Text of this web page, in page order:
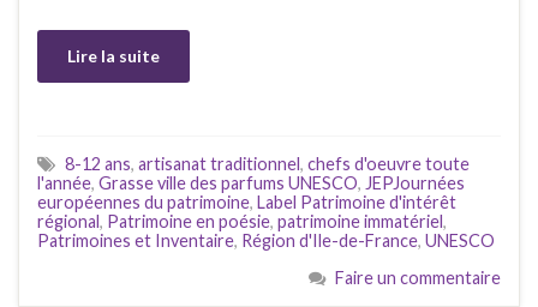
Lire la suite
8-12 ans, artisanat traditionnel, chefs d'oeuvre toute
l'année, Grasse ville des parfums UNESCO, JEPJournées
européennes du patrimoine, Label Patrimoine d'intérêt
régional, Patrimoine en poésie, patrimoine immatériel,
Patrimoines et Inventaire, Région d'Ile-de-France, UNESCO
Faire un commentaire